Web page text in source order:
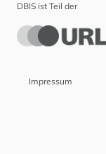
DBIS ist Teil der
Impressum